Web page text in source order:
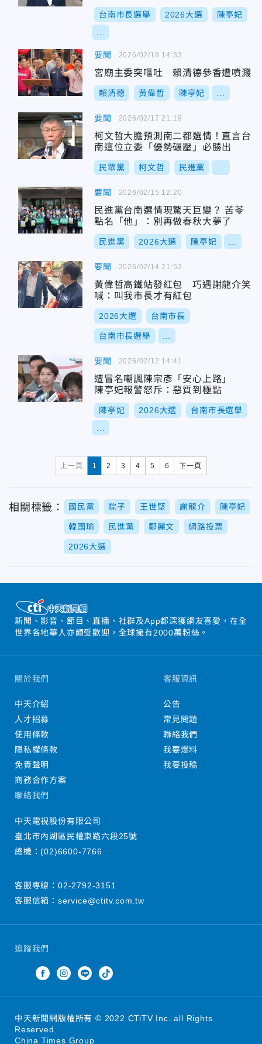
台南市長選舉 2026大選 陳亭妃
要聞
宮廟主委突嘔吐 賴清德參香遭噴濺
賴清德 黃偉哲 陳亭妃
2026/02/18 14:33
要聞
柯文哲大膽預測南二都選情！直言台
南這位立委「優勢碾壓」必勝出
民眾黨 柯文哲 民進黨
2026/02/17 21:19
要聞
民進黨台南選情現驚天巨變？ 苦苓
點名「他」：別再做春秋大夢了
民進黨 2026大選 陳亭妃
2026/02/15 12:20
要聞
黃偉哲高鐵站發紅包 巧遇謝龍介笑
喊：叫我市長才有紅包
2026大選 台南市長
台南市長選舉
2026/02/14 21:52
要聞
遭冒名嘲諷陳宗彥「安心上路」
陳亭妃報警怒斥：惡質到極點
陳亭妃 2026大選 台南市長選舉
2026/02/12 14:41
上一頁 1 2 3 4 5 6 下一頁
相關標籤： 國民黨 粽子 王世堅 謝龍介 陳亭妃
韓國瑜 民進黨 鄭麗文 網路投票
2026大選
新聞、影音、節目、直播、社群及App都深獲網友喜愛，在全
世界各地華人亦頗受歡迎，全球擁有2000萬粉絲。
追蹤我們
關於我們
中天介紹
人才招募
使用條款
隱私權條款
免責聲明
商務合作方案
客服資訊
公告
常見問題
聯絡我們
我要爆料
我要投稿
聯絡我們
中天電視股份有限公司
臺北市內湖區民權東路六段25號
總機：(02)6600-7766
客服專線： 02-2792-3151
客服信箱： service@ctitv.com.tw
中天新聞網版權所有 © 2022 CTiTV Inc. all Rights
Reserved.
China Times Group